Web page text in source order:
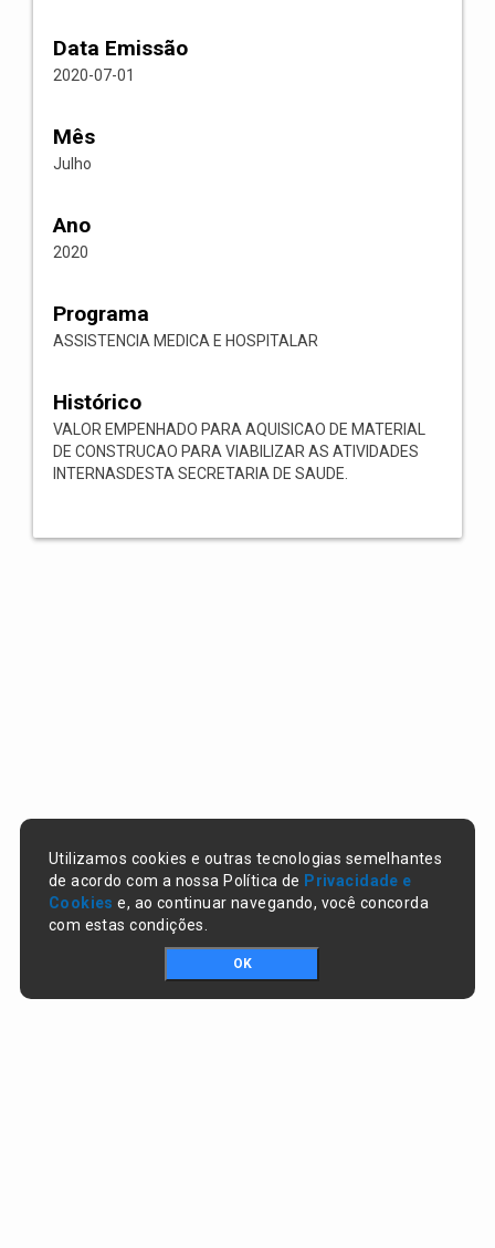
Data Emissão
2020-07-01
Mês
Julho
Ano
2020
Programa
ASSISTENCIA MEDICA E HOSPITALAR
Histórico
VALOR EMPENHADO PARA AQUISICAO DE MATERIAL
DE CONSTRUCAO PARA VIABILIZAR AS ATIVIDADES
INTERNASDESTA SECRETARIA DE SAUDE.
Utilizamos cookies e outras tecnologias semelhantes
de acordo com a nossa Política de Privacidade e
Cookies e, ao continuar navegando, você concorda
com estas condições.
OK